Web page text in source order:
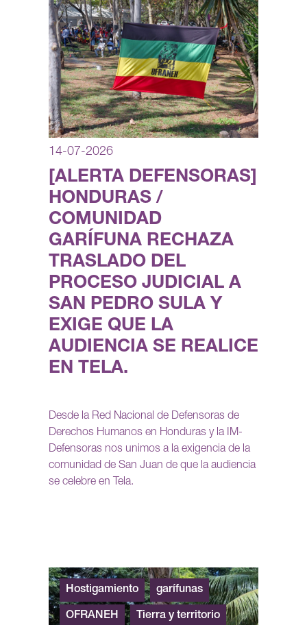
14-07-2026
[ALERTA DEFENSORAS]
HONDURAS /
COMUNIDAD
GARÍFUNA RECHAZA
TRASLADO DEL
PROCESO JUDICIAL A
SAN PEDRO SULA Y
EXIGE QUE LA
AUDIENCIA SE REALICE
EN TELA.
Desde la Red Nacional de Defensoras de
Derechos Humanos en Honduras y la IM-
Defensoras nos unimos a la exigencia de la
comunidad de San Juan de que la audiencia
se celebre en Tela.
Hostigamiento garífunas
OFRANEH Tierra y territorio